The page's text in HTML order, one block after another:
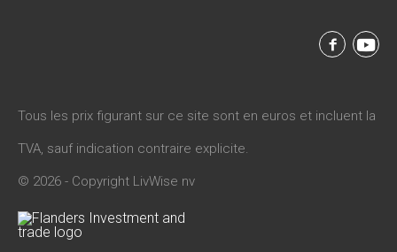
Tous les prix figurant sur ce site sont en euros et incluent la
TVA, sauf indication contraire explicite.
© 2026 - Copyright LivWise nv